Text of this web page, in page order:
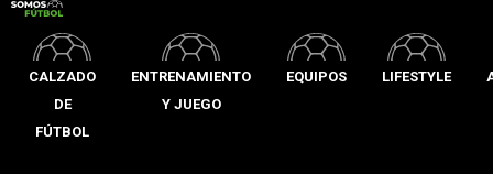
CALZADO
DE
FÚTBOL
ENTRENAMIENTO
Y JUEGO
EQUIPOS LIFESTYLE